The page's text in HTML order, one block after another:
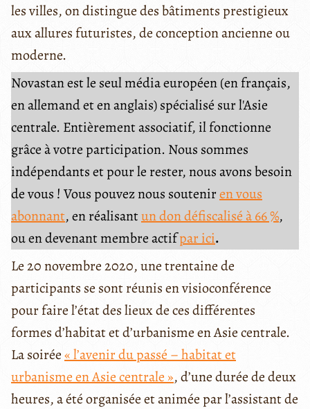
les villes, on distingue des bâtiments prestigieux
aux allures futuristes, de conception ancienne ou
moderne.
Novastan est le seul média européen (en français,
en allemand et en anglais) spécialisé sur l'Asie
centrale. Entièrement associatif, il fonctionne
grâce à votre participation. Nous sommes
indépendants et pour le rester, nous avons besoin
de vous ! Vous pouvez nous souteniren vous
abonnant, en réalisantun don défiscalisé à 66 %,
ou en devenant membre actifpar ici.
Le 20 novembre 2020, une trentaine de
participants se sont réunis en visioconférence
pour faire l’état des lieux de ces différentes
formes d’habitat et d’urbanisme en Asie centrale.
La soirée« l’avenir du passé – habitat et
urbanisme en Asie centrale », d’une durée de deux
heures, a été organisée et animée par l’assistant de